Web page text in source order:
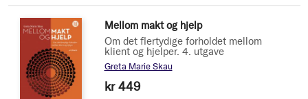
Mellom makt og hjelp
Om det flertydige forholdet mellom
klient og hjelper. 4. utgave
Greta Marie Skau
kr 449